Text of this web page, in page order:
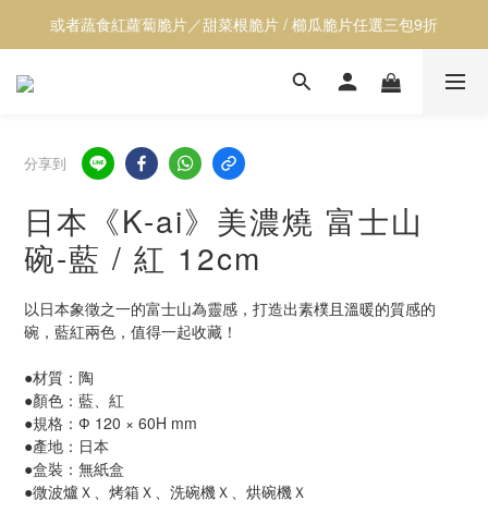
【透心涼】全館居家用品9折
【透心涼】全館居家用品9折
分享到
日本《K-ai》美濃燒 富士山
碗-藍 / 紅 12cm
以日本象徵之一的富士山為靈感，打造出素樸且溫暖的質感的
碗，藍紅兩色，值得一起收藏！
●材質：陶
●顏色：藍、紅
●規格：Ф 120 × 60H mm
●產地：日本
●盒裝：無紙盒
●微波爐Ｘ、烤箱Ｘ、洗碗機Ｘ、烘碗機Ｘ